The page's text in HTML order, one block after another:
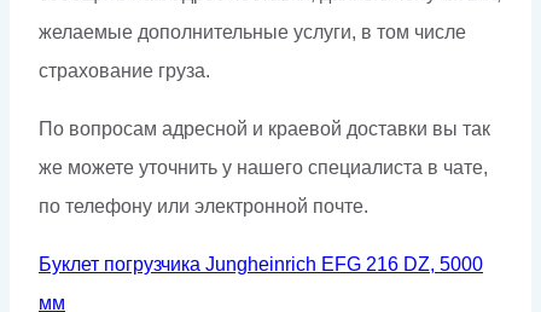
желаемые дополнительные услуги, в том числе
страхование груза.
По вопросам адресной и краевой доставки вы так
же можете уточнить у нашего специалиста в чате,
по телефону или электронной почте.
Буклет погрузчика Jungheinrich EFG 216 DZ, 5000
мм